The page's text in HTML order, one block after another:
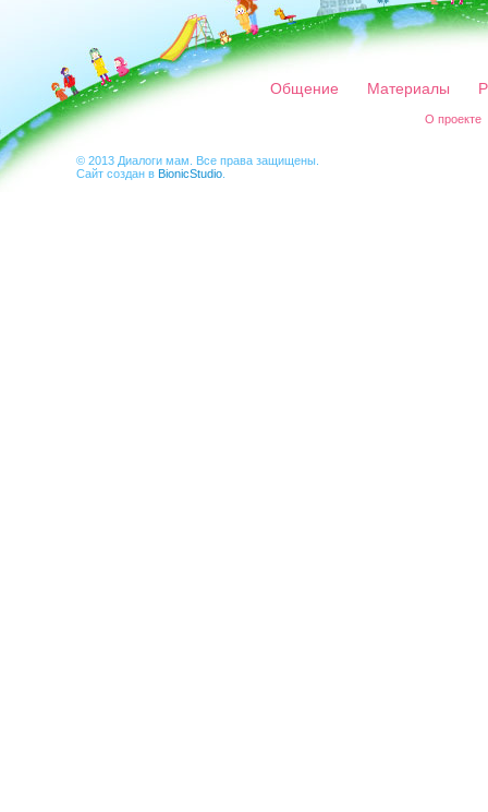
Общение Материалы
О проекте
© 2013 Диалоги мам. Все права защищены.
Сайт создан в BionicStudio